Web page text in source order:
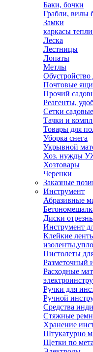
Баки, бочки
Грабли, вилы
Замки
каркасы
Леска
Лестницы
Лопаты
Метлы
Обустройство
Почтовые
Прочий
Реагенты,
Сетки садовые
Тачки и
Товары для
Уборка снега
Укрывной
Хоз. нужды
Хозтовары
Черенки
Заказные
Инструмент
Абразивные
Диски
Инструмент
Клейкие
Пистолеты
Разметочный
Расходные
Ручки для
Ручной
Средства
Стяжные
Хранение
Штукатурно
Щетки по